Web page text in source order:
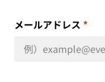
メールアドレス *